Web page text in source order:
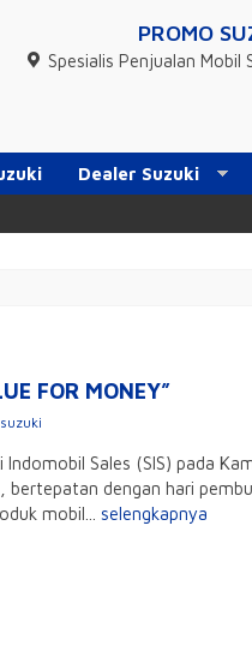
PROMO
Spesialis Penjualan Mobil
Dealer Suzuki
FOR MONEY”
Sales (SIS) pada
bertepatan dengan hari
mobil... selengkapnya